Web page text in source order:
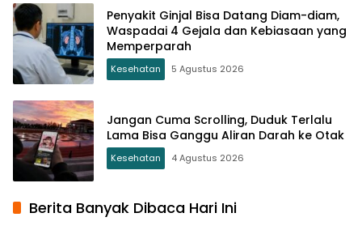
Penyakit Ginjal Bisa Datang Diam-diam,
Waspadai 4 Gejala dan Kebiasaan yang
Memperparah
Kesehatan 5 Agustus 2026
Jangan Cuma Scrolling, Duduk Terlalu
Lama Bisa Ganggu Aliran Darah ke Otak
Kesehatan 4 Agustus 2026
Berita Banyak Dibaca Hari Ini